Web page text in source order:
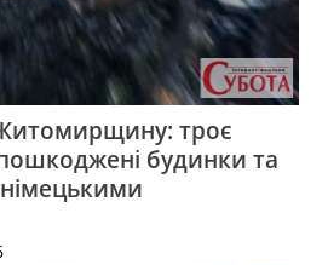
троє
будинки та